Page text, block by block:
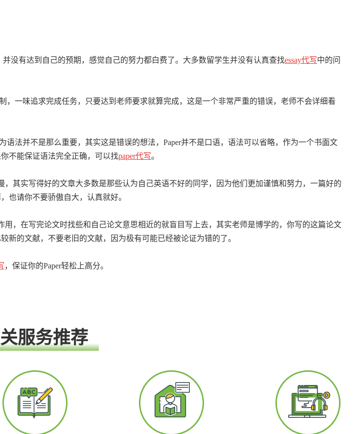
没有达到自己的预期，感觉自己的努力都白费了。大多数留学生并没有认真查找essay代写中的问
，一味追求完成任务，只要达到老师要求就算完成，这是一个非常严重的错误，老师不会详细看
法并不是那么重要，其实这是错误的想法，Paper并不是口语，语法可以省略，作为一个书面文
不能保证语法完全正确，可以找paper代写。
其实写得好的文章大多数是那些认为自己英语不好的同学，因为他们更加谨慎和努力，一篇好的
也请你不要骄傲自大，认真就好。
，在写完论文时找些和自己论文意思相近的就盲目写上去，其实老师是博学的，你写的这篇论文
的文献，不要老旧的文献，因为极有可能已经被论证为错的了。
，保证你的Paper轻松上高分。
服务推荐